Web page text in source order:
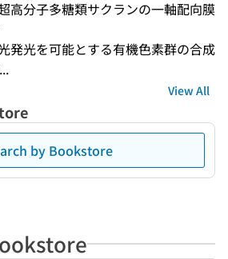
高分子多糖類サクランの一軸配向膜
発光を可能とする有機色素群の合成
View All
by Bookstore